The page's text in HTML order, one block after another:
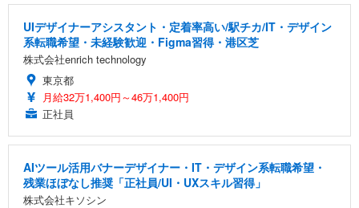
UIデザイナーアシスタント・定着率高い/駅チカ/IT・デザイン
系転職希望・未経験歓迎・Figma習得・港区芝
株式会社enrich technology
東京都
月給32万1,400円～46万1,400円
正社員
AIツール活用バナーデザイナー・IT・デザイン系転職希望・
残業ほぼなし推奨「正社員/UI・UXスキル習得」
株式会社キソシン